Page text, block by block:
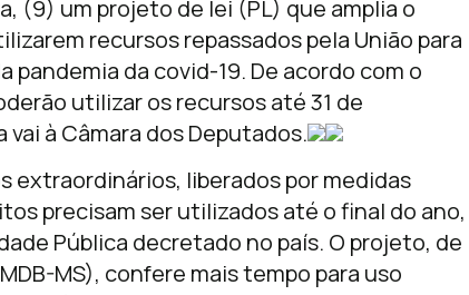
(9) um projeto de lei (PL) que amplia o
recursos repassados pela União para
da covid-19. De acordo com o
utilizar os recursos até 31 de
à Câmara dos Deputados.
extraordinários, liberados por medidas
precisam ser utilizados até o final do ano,
Pública decretado no país. O projeto, de
MS), confere mais tempo para uso